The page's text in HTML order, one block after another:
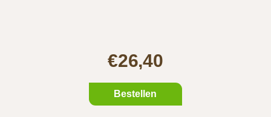
€26,40
Bestellen